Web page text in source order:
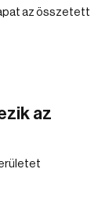
az összetett
az